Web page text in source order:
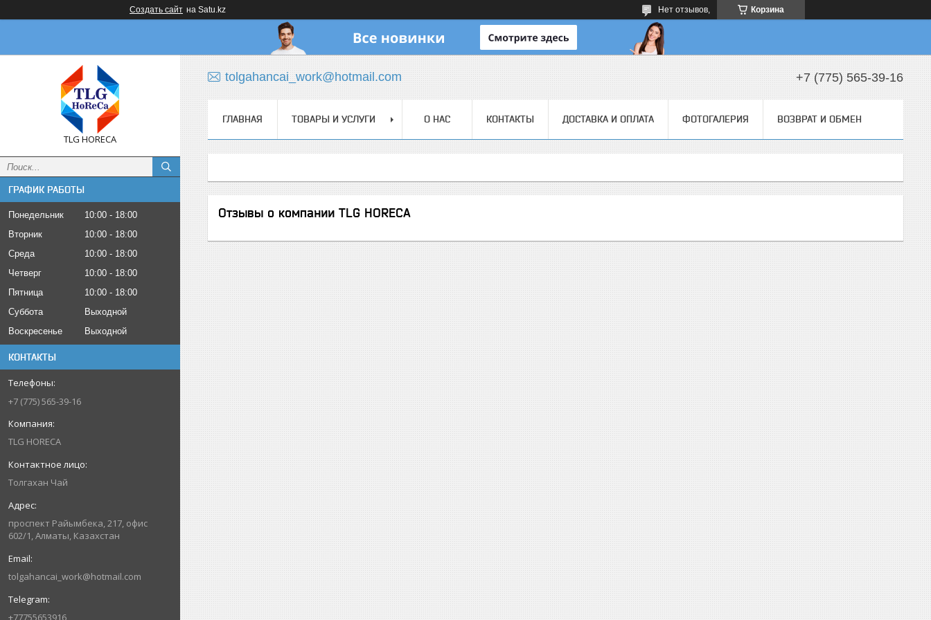
Создать сайт на Satu.kz Корзина
Нет отзывов,
TLG HORECA
ГРАФИК РАБОТЫ
Понедельник 10:00
18:00
Вторник
10:00
18:00
Среда
10:00
18:00
Четверг
10:00
18:00
Пятница
10:00
18:00
Суббота
Выходной
Воскресенье
Выходной
КОНТАКТЫ
+7 (775) 565-39-16
TLG HORECA
Толгахан Чай
проспект Райымбека, 217, офис
602/1, Алматы, Казахстан
tolgahancai_work@hotmail.com
+77755653916
tolgahancai_work@hotmail.com +7 (775) 565-39-16
ГЛАВНАЯ ТОВАРЫ И УСЛУГИ О НАС КОНТАКТЫ ДОСТАВКА И ОПЛАТА ФОТОГАЛЕРИЯ ВОЗВРАТ И ОБМЕН
Отзывы о компании TLG HORECA